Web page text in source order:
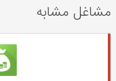
مشاغل مشابه